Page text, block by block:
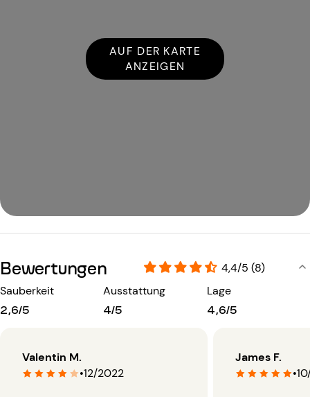
AUF DER KARTE
ANZEIGEN
Bewertungen
4,4/5 (8)
Sauberkeit
2,6/5
Ausstattung
4/5
Lage
4,6/5
Valentin M.
•12/2022
James F.
•